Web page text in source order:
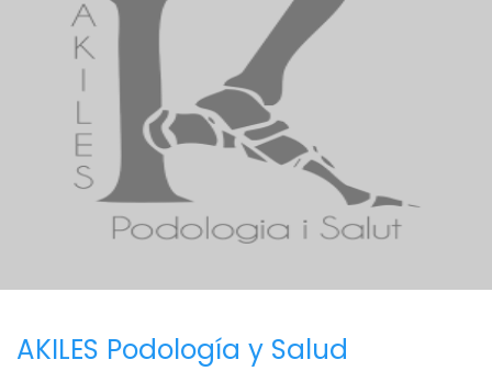
AKILES Podología y Salud